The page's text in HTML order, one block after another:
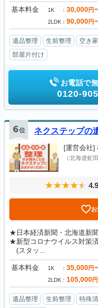
基本料金 1K 30,000円
2LDK 90,000円
遺品整理 生前整理 空き
部屋片付け
お電話で
0120-
6位 ネクステップの
[運営会社]
（北海道虻
お
★日本経済新聞・北海道新
★新型コロナウイルス対策
(スタッ...
基本料金 1K 35,000円
2LDK 105,000
遺品整理 生前整理 特殊